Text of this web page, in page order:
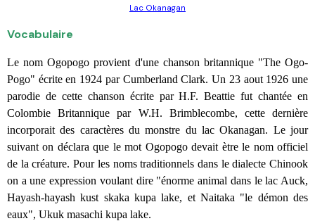
Lac Okanagan
Vocabulaire
Le nom Ogopogo provient d'une chanson britannique "The Ogo-
Pogo" écrite en 1924 par Cumberland Clark. Un 23 aout 1926 une
parodie de cette chanson écrite par H.F. Beattie fut chantée en
Colombie Britannique par W.H. Brimblecombe, cette dernière
incorporait des caractères du monstre du lac Okanagan. Le jour
suivant on déclara que le mot Ogopogo devait ètre le nom officiel
de la créature. Pour les noms traditionnels dans le dialecte Chinook
on a une expression voulant dire "énorme animal dans le lac Auck,
Hayash-hayash kust skaka kupa lake, etNaitaka "le démon des
eaux", Ukuk masachi kupa lake.